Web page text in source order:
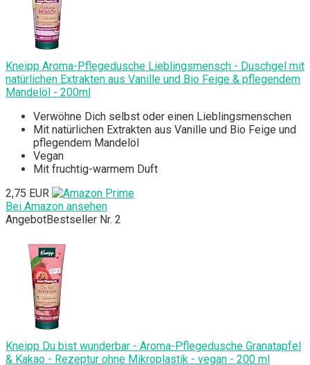
Kneipp Aroma-Pflegedusche Lieblingsmensch - Duschgel mit
natürlichen Extrakten aus Vanille und Bio Feige & pflegendem
Mandelöl - 200ml
Verwöhne Dich selbst oder einen Lieblingsmenschen
Mit natürlichen Extrakten aus Vanille und Bio Feige und
pflegendem Mandelöl
Vegan
Mit fruchtig-warmem Duft
2,75 EUR
Bei Amazon ansehen
AngebotBestseller Nr. 2
Kneipp Du bist wunderbar - Aroma-Pflegedusche Granatapfel
& Kakao - Rezeptur ohne Mikroplastik - vegan - 200 ml